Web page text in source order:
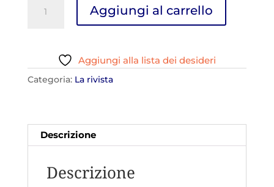
Aggiungi al carrello
Aggiungi alla lista dei desideri
Categoria: La rivista
Descrizione
Descrizione